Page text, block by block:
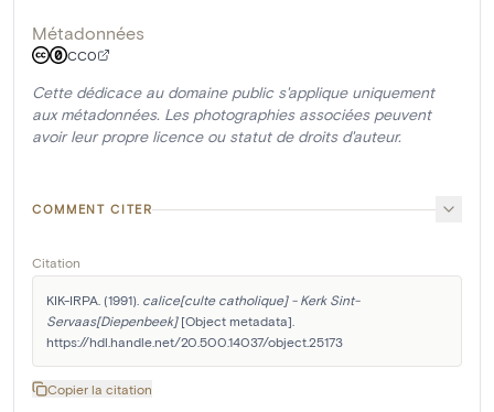
Métadonnées
CC0
Cette dédicace au domaine public s'applique uniquement
aux métadonnées. Les photographies associées peuvent
avoir leur propre licence ou statut de droits d'auteur.
COMMENT CITER
Citation
KIK-IRPA. (1991). calice[culte catholique] - Kerk Sint-
Servaas[Diepenbeek] [Object metadata].
https://hdl.handle.net/20.500.14037/object.25173
Copier la citation